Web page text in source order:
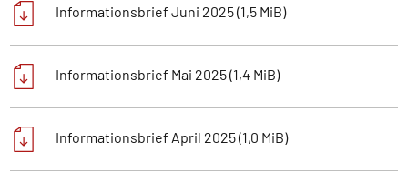
Informationsbrief Juni 2025(1,5 MiB)
Informationsbrief Mai 2025(1,4 MiB)
Informationsbrief April 2025(1,0 MiB)